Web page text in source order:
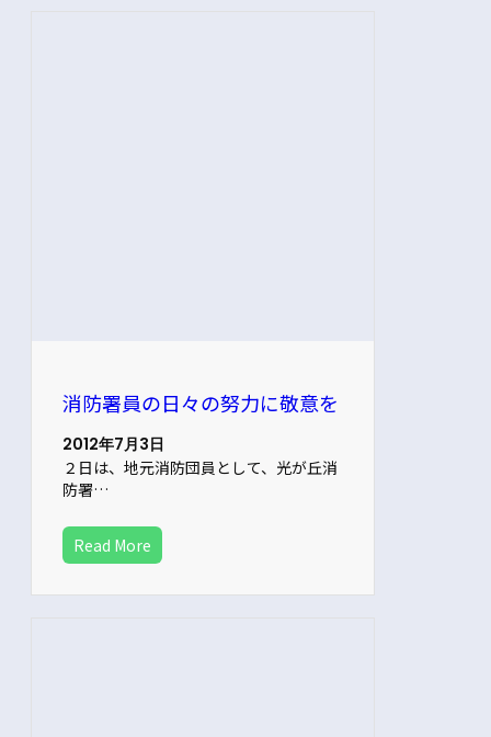
消防署員の日々の努力に敬意を
2012年7月3日
２日は、地元消防団員として、光が丘消
防署…
Read More